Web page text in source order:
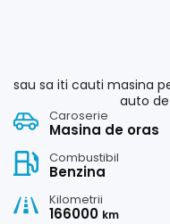
sau sa iti cauti masina
auto
Caroserie
Masina de oras
Combustibil
Benzina
Kilometrii
166000 km